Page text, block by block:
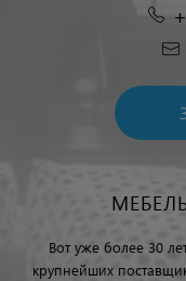
Вот уже более 30
крупнейших